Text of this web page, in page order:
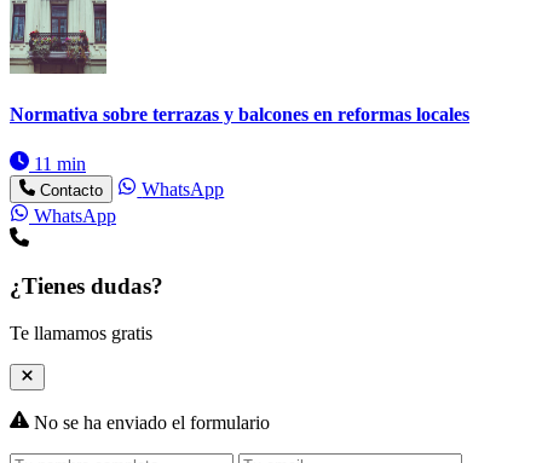
Normativa sobre terrazas y balcones en reformas locales
11 min
Contacto
WhatsApp
WhatsApp
¿Tienes dudas?
Te llamamos gratis
No se ha enviado el formulario